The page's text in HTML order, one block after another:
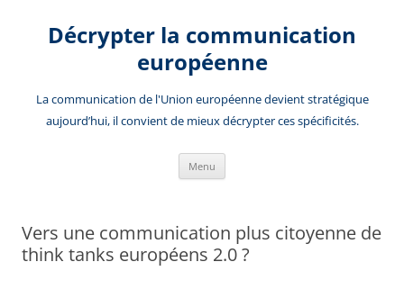
contenuDécrypter la communication
européenne
La communication de l'Union européenne devient stratégique
aujourd’hui, il convient de mieux décrypter ces spécificités.
Menu
Vers une communication plus citoyenne de
think tanks européens 2.0 ?